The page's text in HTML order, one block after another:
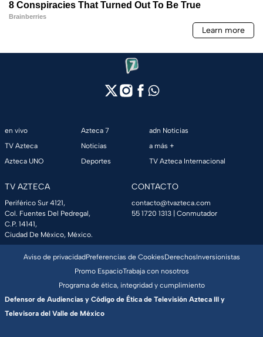
en vivo
TV Azteca
Azteca UNO
Azteca 7
Noticias
Deportes
adn Noticias
a más +
TV Azteca Internacional
TV AZTECA
Periférico Sur 4121,
Col. Fuentes Del Pedregal,
C.P. 14141,
Ciudad De México, México.
CONTACTO
contacto@tvazteca.com
55 1720 1313 | Conmutador
Aviso de privacidadPreferencias de CookiesDerechosInversionistas
Promo EspacioTrabaja con nosotros
Programa de ética, integridad y cumplimiento
Defensor de Audiencias y Código de Ética de Televisión Azteca III y
Televisora del Valle de México